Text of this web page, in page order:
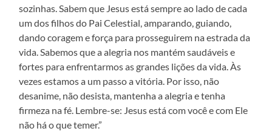
sozinhas. Sabem que Jesus está sempre ao lado de cada
um dos filhos do Pai Celestial, amparando, guiando,
dando coragem e força para prosseguirem na estrada da
vida. Sabemos que a alegria nos mantém saudáveis e
fortes para enfrentarmos as grandes lições da vida. Às
vezes estamos a um passo a vitória. Por isso, não
desanime, não desista, mantenha a alegria e tenha
firmeza na fé. Lembre-se: Jesus está com você e com Ele
não há o que temer.”